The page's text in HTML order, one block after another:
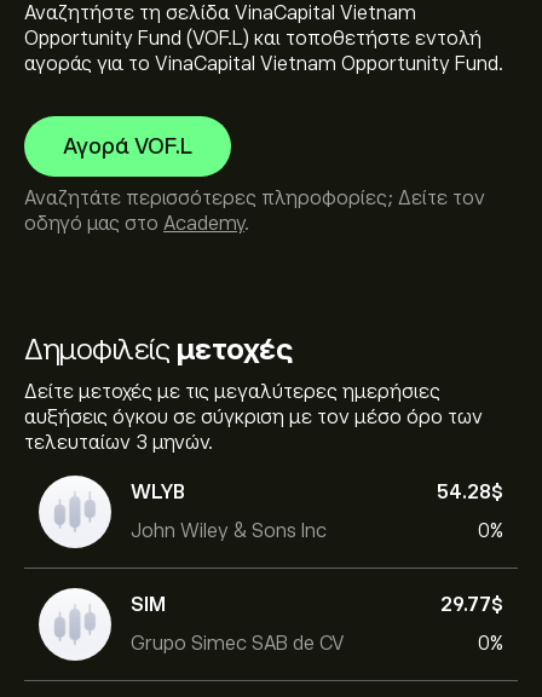
Δημοφιλείς μετοχές
Δείτε μετοχές με τις μεγαλύτερες ημερήσιες
αυξήσεις όγκου σε σύγκριση με τον μέσο όρο των
τελευταίων 3 μηνών.
WLYB
John Wiley & Sons Inc
54.28‎$‎
0%
SIM
Grupo Simec SAB de CV
29.77‎$‎
0%
Αναζητήστε τη σελίδα VinaCapital Vietnam
Opportunity Fund (VOF.L) και τοποθετήστε εντολή
αγοράς για το VinaCapital Vietnam Opportunity Fund.
Αγορά VOF.L
Αναζητάτε περισσότερες πληροφορίες; Δείτε τον
οδηγό μας στο Academy.